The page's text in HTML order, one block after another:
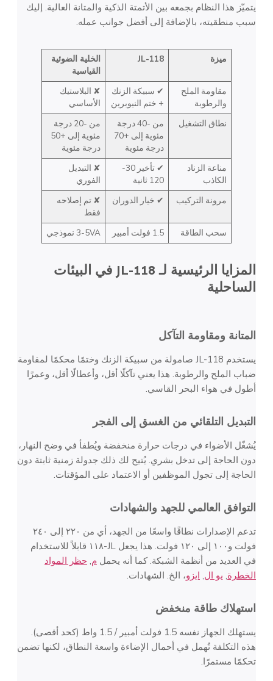
يتميّز هذا النظام بجمعه بين الأتمتة الذكية والمتانة العالية. إليك
سبب منطقيته، بالإضافة إلى أفضل جوانب عمله.
ميزة JL-118
الخلية الضوئية
القياسية
مقاومة الملح
والرطوبة
✔ سبيكة الزنك
+ ختم النيوبرين
✘ البلاستيك
الأساسي
نطاق التشغيل
من -40 درجة
مئوية إلى +70
درجة مئوية
من -20 درجة
مئوية إلى +50
درجة مئوية
مناعة الزناد
الكاذب
✔ تأخير 30-
120 ثانية
✘ التبديل
الفوري
مرونة التركيب
✔ خيار الدوران
✘ تم إصلاحه
فقط
سحب الطاقة
1.5 فولت أمبير 3-5VA نموذجي
المزايا الرئيسية لـ JL-118 في البيئات
الساحلية
المتانة ومقاومة التآكل
يستخدم JL-118 صامولة من سبيكة الزنك وختمًا محكمًا لمقاومة
ضباب الملح والرطوبة. هذا يعني تآكلًا أقل، وأعطالًا أقل، وعمرًا
أطول في هواء البحر القاسي.
التبديل التلقائي من الغسق إلى الفجر
يُشغّل الأضواء في درجات حرارة منخفضة ويُطفأ في وضح النهار،
دون الحاجة إلى تدخل بشري. يُتيح لك ذلك جدولة زمنية ثابتة دون
الحاجة إلى تجول الموظفين أو الاعتماد على المؤقتات.
التوافق العالمي للجهد والشهادات
تدعم الإصدارات نطاقًا واسعًا من الجهد، أي من ٢٢٠ إلى ٢٤٠
فولت و١٠٠ إلى ١٢٠ فولت. هذا يجعل JL-١١٨ قابلاً للاستخدام
في العديد من أنظمة الشبكة. كما أنه يحمل م, حظر المواد
الخطرة, يو ال, ايزو، الخ. الشهادات.
استهلاك طاقة منخفض
يستهلك الجهاز نفسه 1.5 فولت أمبير / 1.5 واط (كحد أقصى).
هذه التكلفة تُهمل في أحمال الإضاءة واسعة النطاق، لكنها تضمن
تحكمًا مستمرًا.